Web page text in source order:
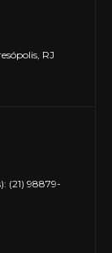
RJ
(21) 98879-